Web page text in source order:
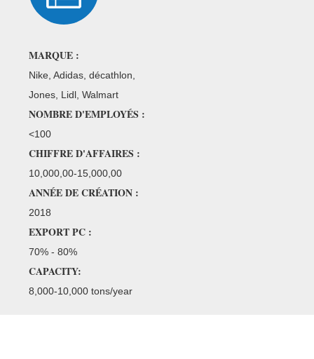
flamboyant. Et particulièrement les
TUV et du BTTG. En outre, nos tissus
pour les vêtements de sport de l'armée
bonne réputation”, et fournissant le
rapide, nous attendons avec intérêt
les clients d'outre-mer basés sur des
pour plus d'information.
MARQUE :
Nike, Adidas, décathlon,
Jones, Lidl, Walmart
NOMBRE D'EMPLOYÉS :
<100
CHIFFRE D'AFFAIRES :
10,000,00-15,000,00
ANNÉE DE CRÉATION :
2018
EXPORT PC :
70% - 80%
CAPACITY:
8,000-10,000 tons/year